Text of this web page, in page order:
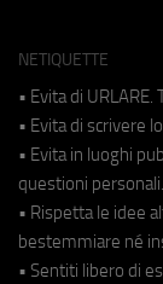
NETIQUETTE
• Evita di URLARE.
• Evita di scrivere
• Evita in luoghi
questioni personali.
• Rispetta le idee
bestemmiare né
• Sentiti libero di